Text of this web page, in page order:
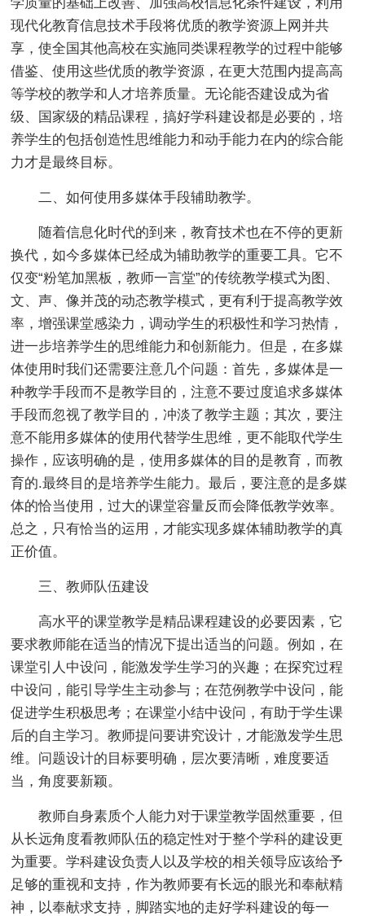
现代化教育信息技术手段将优质的教学资源上网并共
享，使全国其他高校在实施同类课程教学的过程中能够
借鉴、使用这些优质的教学资源，在更大范围内提高高
等学校的教学和人才培养质量。无论能否建设成为省
级、国家级的精品课程，搞好学科建设都是必要的，培
养学生的包括创造性思维能力和动手能力在内的综合能
力才是最终目标。
二、如何使用多媒体手段辅助教学。
随着信息化时代的到来，教育技术也在不停的更新
换代，如今多媒体已经成为辅助教学的重要工具。它不
仅变“粉笔加黑板，教师一言堂”的传统教学模式为图、
文、声、像并茂的动态教学模式，更有利于提高教学效
率，增强课堂感染力，调动学生的积极性和学习热情，
进一步培养学生的思维能力和创新能力。但是，在多媒
体使用时我们还需要注意几个问题：首先，多媒体是一
种教学手段而不是教学目的，注意不要过度追求多媒体
手段而忽视了教学目的，冲淡了教学主题；其次，要注
意不能用多媒体的使用代替学生思维，更不能取代学生
操作，应该明确的是，使用多媒体的目的是教育，而教
育的.最终目的是培养学生能力。最后，要注意的是多媒
体的恰当使用，过大的课堂容量反而会降低教学效率。
总之，只有恰当的运用，才能实现多媒体辅助教学的真
正价值。
三、教师队伍建设
高水平的课堂教学是精品课程建设的必要因素，它
要求教师能在适当的情况下提出适当的问题。例如，在
课堂引人中设问，能激发学生学习的兴趣；在探究过程
中设问，能引导学生主动参与；在范例教学中设问，能
促进学生积极思考；在课堂小结中设问，有助于学生课
后的自主学习。教师提问要讲究设计，才能激发学生思
维。问题设计的目标要明确，层次要清晰，难度要适
当，角度要新颖。
教师自身素质个人能力对于课堂教学固然重要，但
从长远角度看教师队伍的稳定性对于整个学科的建设更
为重要。学科建设负责人以及学校的相关领导应该给予
足够的重视和支持，作为教师要有长远的眼光和奉献精
神，以奉献求支持，脚踏实地的走好学科建设的每一